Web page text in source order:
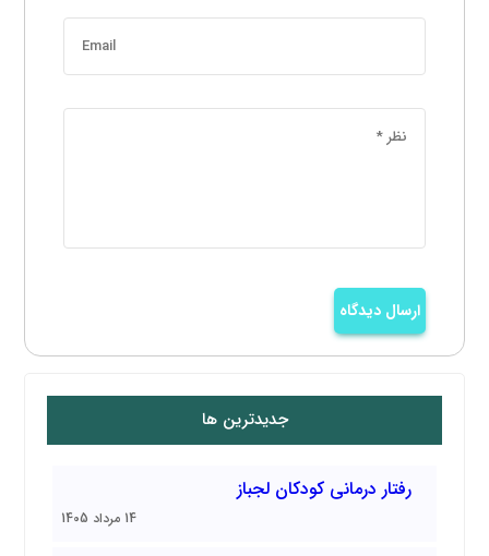
ارسال دیدگاه
جدیدترین ها
رفتار درمانی کودکان لجباز
14 مرداد 1405